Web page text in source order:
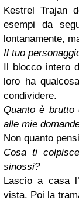
Kestrel Trajan
esempi da
lontanamente,
Il tuo
Il blocco intero
loro ha
condividere.
Quanto è brutto
alle mie
Non quanto
Cosa ti
sinossi?
Lascio a casa
vista. Poi la